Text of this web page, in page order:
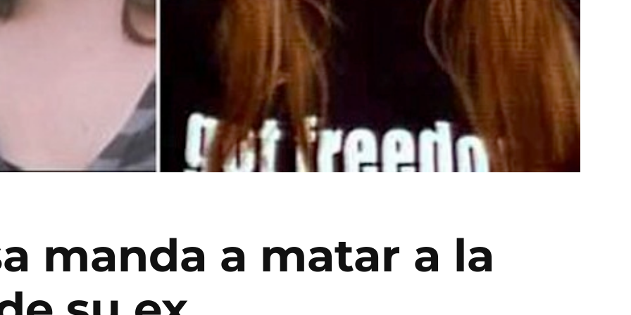
manda a matar a la